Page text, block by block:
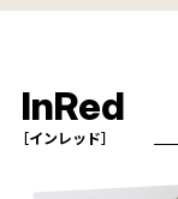
InRed
［インレッド］